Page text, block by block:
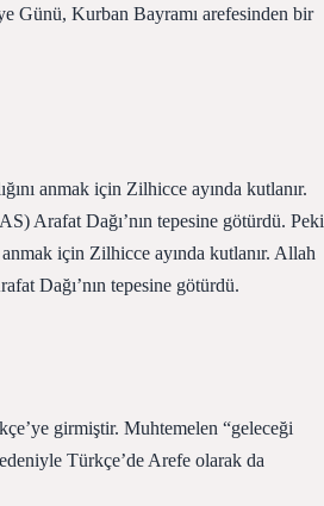
Günü, Kurban Bayramı arefesinden bir
anmak için Zilhicce ayında kutlanır.
Arafat Dağı’nın tepesine götürdü. Peki
için Zilhicce ayında kutlanır. Allah
Dağı’nın tepesine götürdü.
girmiştir. Muhtemelen “geleceği
Türkçe’de Arefe olarak da